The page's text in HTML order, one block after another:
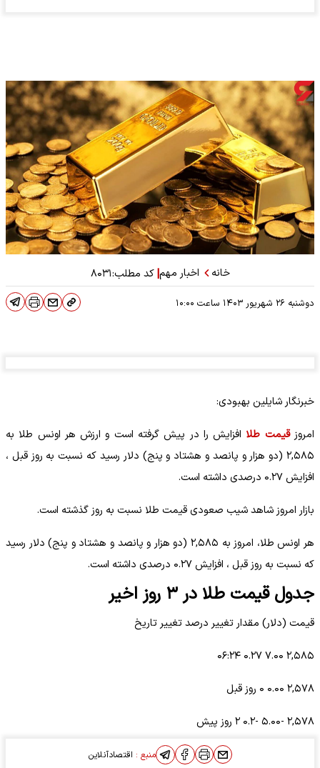
خانه اخبار مهم| کد مطلب:۸۰۳۱
دوشنبه ۲۶ شهریور ۱۴۰۳ ساعت
خبرنگار شایلین بهبودی:
امروزقیمت طلا افزایش را در پیش گرفته است و ارزش هر اونس طلا به
۲,۵۸۵ (دو هزار و پانصد و هشتاد و پنج) دلار رسید که نسبت به روز قبل ،
افزایش ۰.۲۷ درصدی داشته است.
بازار امروز شاهد شیب صعودی قیمت طلا نسبت به روز گذشته است.
هر اونس طلا، امروز به ۲,۵۸۵ (دو هزار و پانصد و هشتاد و پنج) دلار رسید
که نسبت به روز قبل ، افزایش ۰.۲۷ درصدی داشته است.
جدول قیمت طلا در ۳ روز اخیر
قیمت (دلار) مقدار تغییر درصد تغییر تاریخ
۲,۵۸۵ ۷.۰۰ ۰.۲۷ ۰۶:۲۴
۲,۵۷۸ ۰.۰۰ ۰ روز قبل
۲,۵۷۸ -۵.۰۰ -۰.۲ ۲ روز پیش
منبع : اقتصادآنلاین